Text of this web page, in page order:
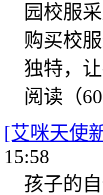
园校服
购买校
独特，
阅读（60
[艾咪天使
15:58
孩子的